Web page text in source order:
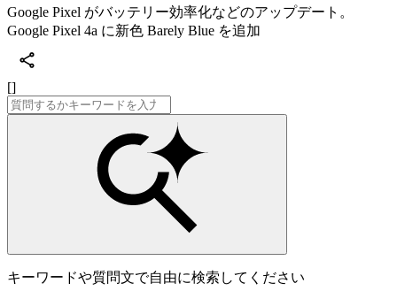
Google Pixel がバッテリー効率化などのアップデート。
Google Pixel 4a に新色 Barely Blue を追加
[]
キーワードや質問文で自由に検索してください